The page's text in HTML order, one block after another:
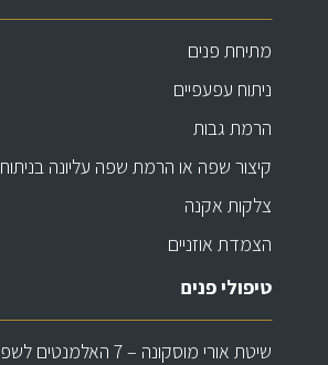
מתיחת פנים
ניתוח עפעפיים
הרמת גבות
קיצור שפה או הרמת שפה עליונה בניתוח
צלקות אקנה
הצמדת אוזניים
טיפולי פנים
שיטת אורי מוסקונה – 7 האלמנטים לשפתיים מושלמות